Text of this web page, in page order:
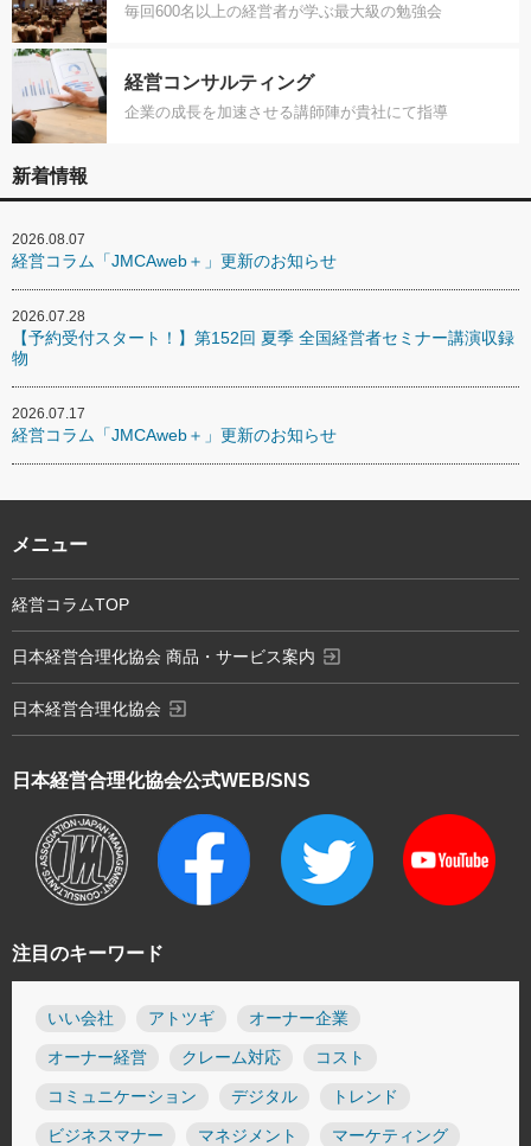
毎回600名以上の経営者が学ぶ最大級の勉強会
経営コンサルティング
企業の成長を加速させる講師陣が貴社にて指導
新着情報
2026.08.07
経営コラム「JMCAweb＋」更新のお知らせ
2026.07.28
【予約受付スタート！】第152回 夏季 全国経営者セミナー講演収録
物
2026.07.17
経営コラム「JMCAweb＋」更新のお知らせ
注目のキーワード
いい会社 アトツギ オーナー企業
オーナー経営 クレーム対応 コスト
コミュニケーション デジタル トレンド
ビジネスマナー マネジメント マーケティング
日本経営合理化協会公式WEB/SNS
メニュー
経営コラムTOP
日本経営合理化協会 商品・サービス案内 exit_to_app
日本経営合理化協会 exit_to_app